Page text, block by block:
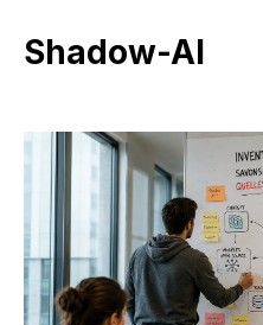
Shadow-AI